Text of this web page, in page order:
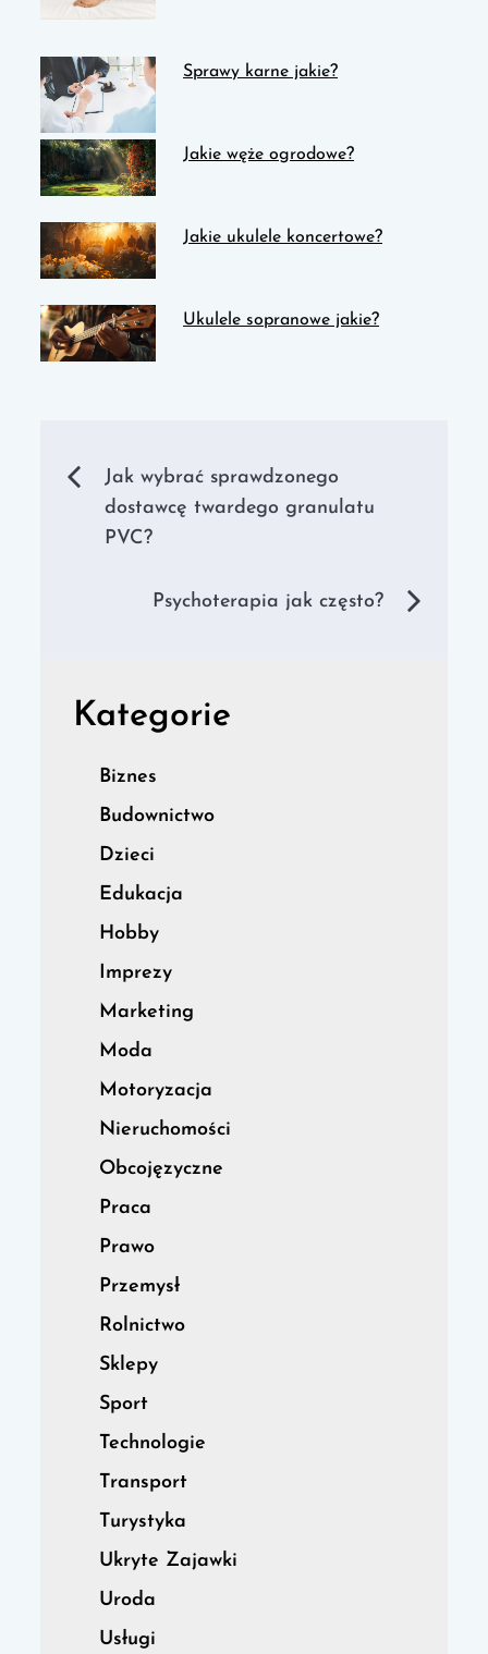
Sprawy karne jakie?
Jakie węże ogrodowe?
Jakie ukulele koncertowe?
Ukulele sopranowe jakie?
Nawigacja
wpisu
Jak wybrać sprawdzonego
dostawcę twardego granulatu
PVC?
Psychoterapia jak często?
Kategorie
Biznes
Budownictwo
Dzieci
Edukacja
Hobby
Imprezy
Marketing
Moda
Motoryzacja
Nieruchomości
Obcojęzyczne
Praca
Prawo
Przemysł
Rolnictwo
Sklepy
Sport
Technologie
Transport
Turystyka
Ukryte Zajawki
Uroda
Usługi